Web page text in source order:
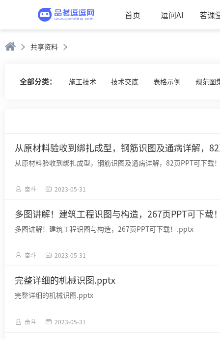
首页 逗问AI 茗课
共享资料
全部分类： 施工技术 技术交底 表格示例 规范图
从原材料验收到绑扎成型，钢筋识图及通病详解，
从原材料验收到绑扎成型，钢筋识图及通病详解，82页PPT可下载
奋斗 2023-05-31
多图讲解！建筑工程识图与构造，267页PPT可下载
多图讲解！建筑工程识图与构造，267页PPT可下载！.pptx
奋斗 2023-05-31
完整详细的机械识图.pptx
完整详细的机械识图.pptx
奋斗 2023-05-31